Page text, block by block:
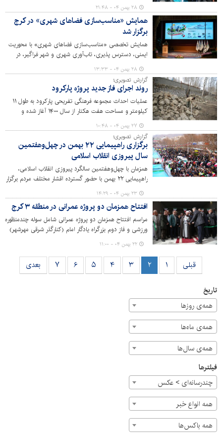
شورای اسلامی شهر، جمعی از مدیران و مسئولان استانی،
اصحاب رسانه و شهروندان افتتاح شد. با بهره‌برداری از این
پروژه، تپه مرادآب پس از سال‌ها به بافت اصلی شهر
بازمی‌گردد.
۲۸ بهمن ۰۴ - ۲۱:۴۸
همایش «مناسب‌سازی فضاهای شهری» در کرج
برگزار شد
همایش تخصصی «مناسب‌سازی فضاهای شهری» با محوریت
ایمنی، دسترس پذیری، تاب‌آوری شهری و شهر فراگیر، در
مرکز همایش‌های میلاد برگزار شد.
۲۸ بهمن ۰۴ - ۱۳:۳۳
گزارش تصویری؛
روند اجرای فاز جدید پروژه پارکرود
عملیات احداث مجموعه فرهنگی تفریحی پارکرود به طول ۱۱
کیلومتر و مساحت هفت هکتار از سال ۱۴۰۰ آغاز شده و
تاکنون سه فاز آن به بهره‌بهرداری رسیده است. احداث این
پروژه در سه فاز دیگر همچنان ادامه دارد.
۲۷ بهمن ۰۴ - ۱۰:۴۸
گزارش تصویری؛
برگزاری راهپیمایی ۲۲ بهمن در چهل‌وهفتمین
سال پیروزی انقلاب اسلامی
همزمان با چهل‌وهفتمین سالگرد پیروزی انقلاب اسلامی،
راهپیمایی ۲۲ بهمن با حضور گسترده اقشار مختلف مردم برگزار
شد و شرکت‌کنندگان با حضوری پرشور، این روز را گرامی
داشتند.
۲۳ بهمن ۰۴ - ۱۴:۲۹
افتتاح همزمان دو پروژه عمرانی در منطقه ۳ کرج
مراسم افتتاح همزمان دو پروژه عمرانی شامل سوله چندمنظوره
ورزشی و فاز دوم بزرگراه یادگار امام (کنارگذر شرقی مهرشهر)
کرج، اعضای شورای اسلامی شهر، اصحاب رسانه و استقبال
گسترده شهروندان همراه بود و فضای پرشور و پرجمعیتی را
۲۲ بهمن ۰۴ - ۱۱:۰۰
قبلی ۱ ۲ ۳ ۴ ۵ ۶ ۷ بعدی
تاریخ
همه‌ی روزها
همه‌ی ماه‌ها
همه‌ی سال‌ها
فیلترها
چندرسانه‌ای > عکس
همه انواع خبر
همه باکس‌ها